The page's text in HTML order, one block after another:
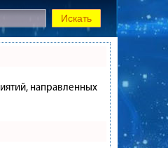
направленных